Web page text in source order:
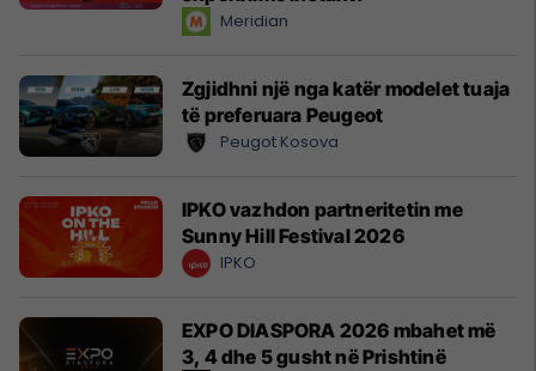
Meridian
Zgjidhni një nga katër modelet tuaja
të preferuara Peugeot
Peugot Kosova
IPKO vazhdon partneritetin me
Sunny Hill Festival 2026
IPKO
EXPO DIASPORA 2026 mbahet më
3, 4 dhe 5 gusht në Prishtinë